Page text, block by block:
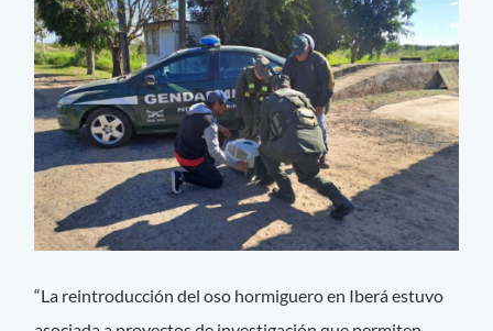
“La reintroducción del oso hormiguero en Iberá estuvo